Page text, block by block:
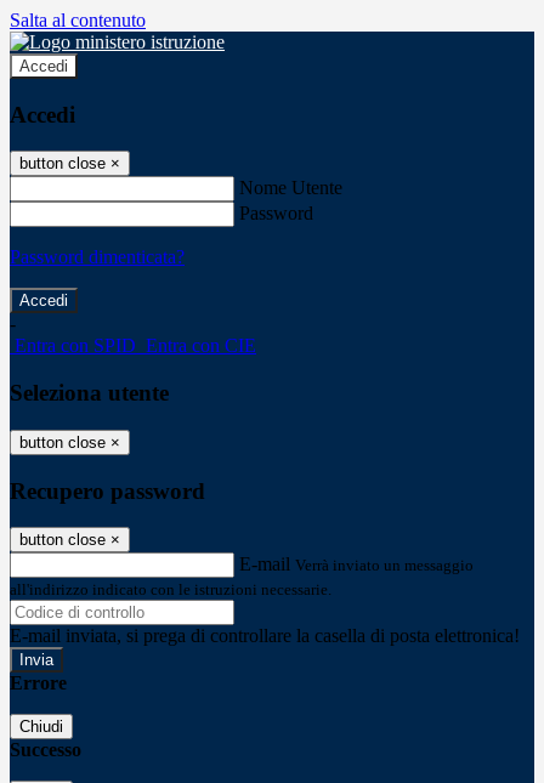
Salta al contenuto
Accedi
Accedi
button close ×
Nome Utente
Password
Password dimenticata?
-
Entra con SPID Entra con CIE
Seleziona utente
button close ×
Recupero password
button close ×
E-mail Verrà inviato un messaggio
all'indirizzo indicato con le istruzioni necessarie.
E-mail inviata, si prega di controllare la casella di posta elettronica!
Errore
Chiudi
Successo